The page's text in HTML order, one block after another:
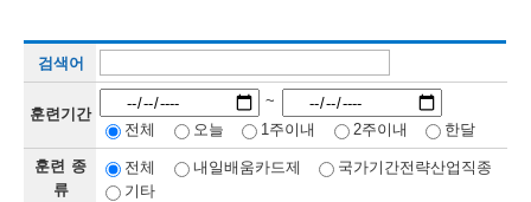
검색어
훈련기간
~
전체
오늘 1주이내 2주이내 한달
훈련 종
류
전체 내일배움카드제
국가기간전략산업직종
기타
직